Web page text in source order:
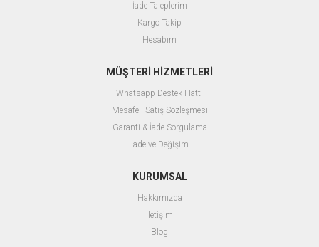
İade Taleplerim
Kargo Takip
Hesabım
MÜŞTERİ HİZMETLERİ
Whatsapp Destek Hattı
Mesafeli Satış Sözleşmesi
Garanti & İade Sorgulama
İade ve Değişim
KURUMSAL
Hakkımızda
İletişim
Blog